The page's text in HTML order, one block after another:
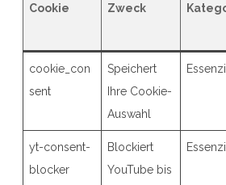
Cookie Zweck
cookie_con
sent
Speichert
Ihre Cookie-
Auswahl
yt-consent-
blocker
Blockiert
YouTube bis